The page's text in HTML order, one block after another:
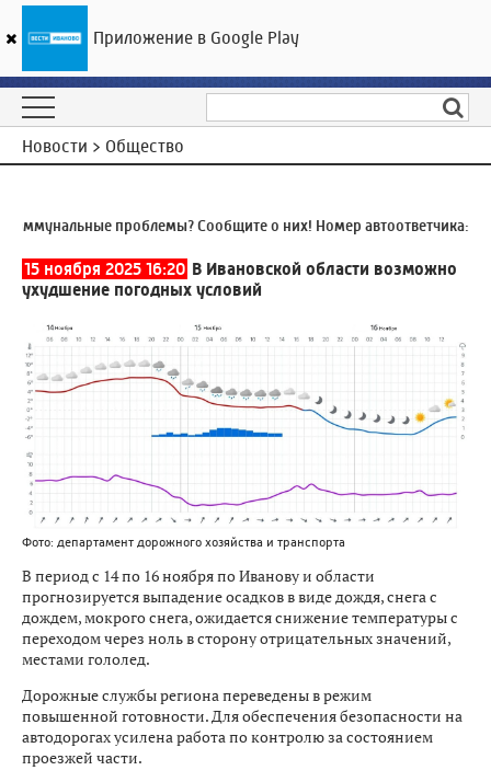
ГТРК «Ивтелерадио»
Новости > Общество
проблемы? Сообщите о них! Номер автоответчика:8
15 ноября 2025 16:20 В Ивановской области возможно
ухудшение погодных условий
Фото: департамент дорожного хозяйства и транспорта
В период с 14 по 16 ноября по Иванову и области
прогнозируется выпадение осадков в виде дождя, снега с
дождем, мокрого снега, ожидается снижение температуры с
переходом через ноль в сторону отрицательных значений,
местами гололед.
Дорожные службы региона переведены в режим
повышенной готовности. Для обеспечения безопасности на
автодорогах усилена работа по контролю за состоянием
проезжей части.
Приложение в Google Play